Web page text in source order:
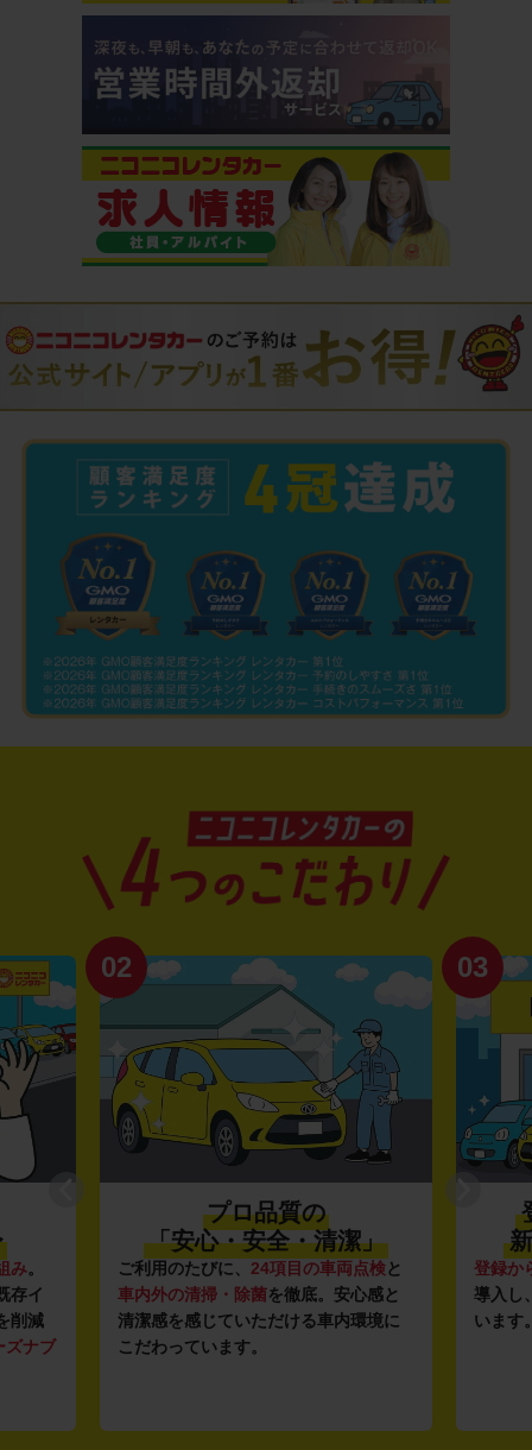
み。
存イ
削減
ズナブ
02
プロ品質の
「安心・安全・清潔」
ご利用のたびに、 24項目の車両点検と
車内外の清掃・除菌を徹底。安心感と
清潔感を感じていただける車内環境に
こだわっています。
03
登録か
導入し
います